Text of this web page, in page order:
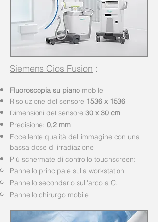
Siemens Cios Fusion :
Fluoroscopia su piano mobile
Risoluzione del sensore 1536 x 1536
Dimensioni del sensore 30 x 30 cm
Precisione: 0,2 mm
Eccellente qualità dell'immagine con una
bassa dose di irradiazione
Più schermate di controllo touchscreen:
Pannello principale sulla workstation
Pannello secondario sull'arco a C.
Pannello chirurgo mobile